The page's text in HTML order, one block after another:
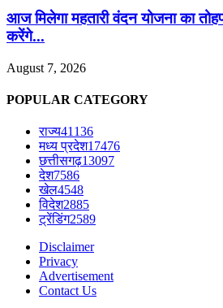
आज मिलेगा महतारी वंदन योजना का
करेंगे...
August 7, 2026
POPULAR CATEGORY
राज्य41136
मध्य प्रदेश17476
छत्तीसगढ़13097
देश7586
खेल4548
विदेश2885
ट्रेंडिंग2589
Disclaimer
Privacy
Advertisement
Contact Us